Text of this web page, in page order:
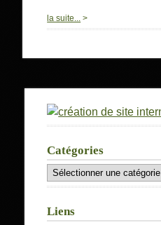
la suite... >
Catégories
Catégories
Liens